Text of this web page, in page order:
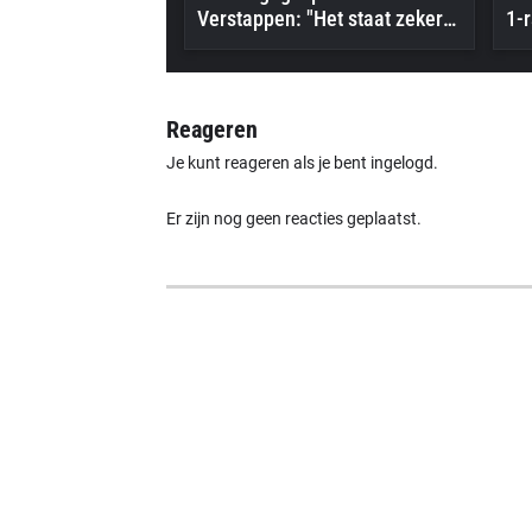
Verstappen: "Het staat zeker
op zijn radar"
1-
Reageren
Je kunt reageren als je bent ingelogd.
Er zijn nog geen reacties geplaatst.